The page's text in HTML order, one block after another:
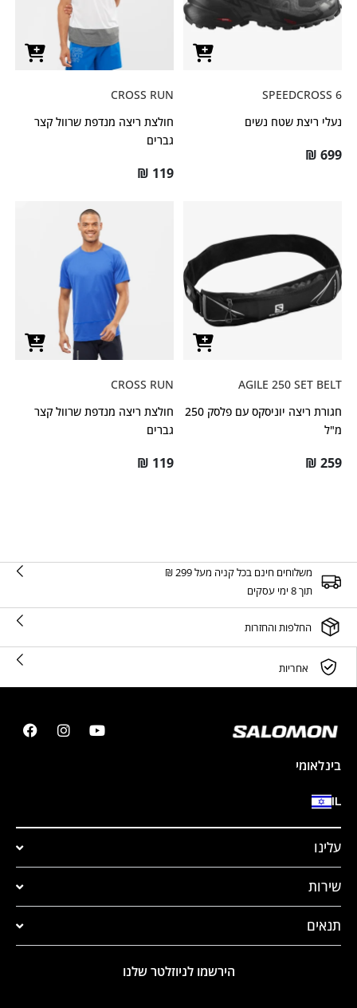
SPEEDCROSS 6
נעלי ריצת שטח נשים
₪ 699
CROSS RUN
חולצת ריצה מנדפת שרוול קצר
גברים
₪ 119
AGILE 250 SET BELT
חגורת ריצה יוניסקס עם פלסק 250
מ"ל
₪ 259
CROSS RUN
חולצת ריצה מנדפת שרוול קצר
גברים
₪ 119
משלוחים חינם בכל קניה מעל 299 ₪
תוך 8 ימי עסקים
החלפות והחזרות
אחריות
בינלאומי
IL
עלינו
שירות
תנאים
הירשמו לניוזלטר שלנו